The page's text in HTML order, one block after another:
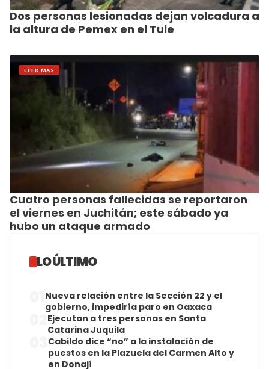
Dos personas lesionadas dejan volcadura a
la altura de Pemex en el Tule
LEER MAS
Cuatro personas fallecidas se reportaron
el viernes en Juchitán; este sábado ya
hubo un ataque armado
LO ÚLTIMO
Nueva relación entre la Sección 22 y el
gobierno, impediría paro en Oaxaca
Ejecutan a tres personas en Santa
Catarina Juquila
Cabildo dice “no” a la instalación de
puestos en la Plazuela del Carmen Alto y
en Donají